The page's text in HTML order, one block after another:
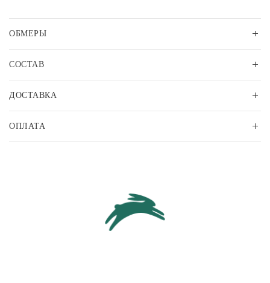
ОБМЕРЫ
СОСТАВ
ДОСТАВКА
ОПЛАТА